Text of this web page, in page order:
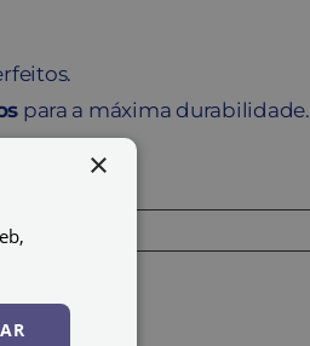
para a máxima durabilidade.
×